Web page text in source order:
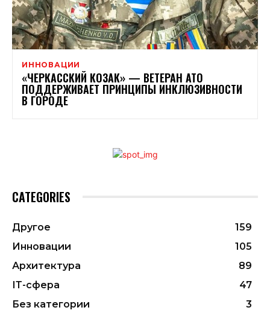
ИННОВАЦИИ
«ЧЕРКАССКИЙ КОЗАК» — ВЕТЕРАН АТО
ПОДДЕРЖИВАЕТ ПРИНЦИПЫ ИНКЛЮЗИВНОСТИ
В ГОРОДЕ
CATEGORIES
Другое
159
Инновации
105
Архитектура
89
ІТ-сфера
47
Без категории
3